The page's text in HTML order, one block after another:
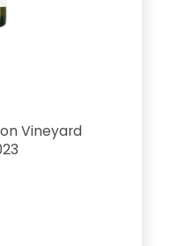
Vineyard